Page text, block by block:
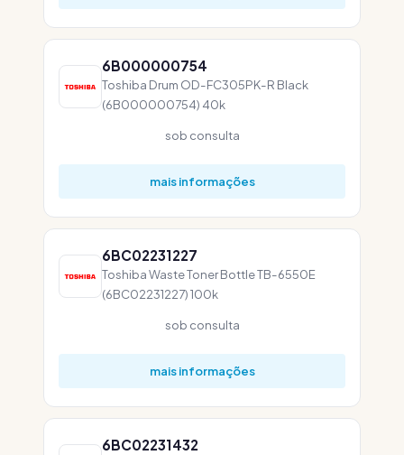
6B000000754
Toshiba Drum OD-FC305PK-R Black
(6B000000754) 40k
sob consulta
mais informações
6BC02231227
Toshiba Waste Toner Bottle TB-6550E
(6BC02231227) 100k
sob consulta
mais informações
6BC02231432